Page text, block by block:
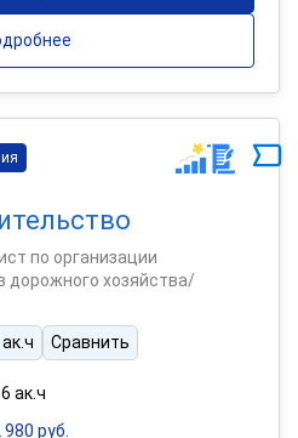
по организации
дорожного хозяйства/
Сравнить
ак.ч
руб.